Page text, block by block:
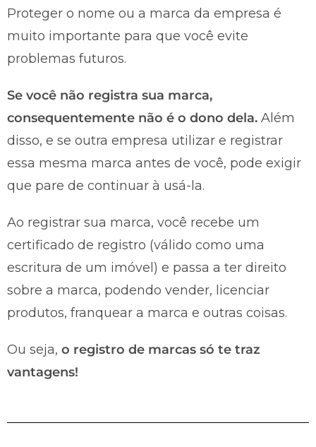
Proteger o nome ou a marca da empresa é
muito importante para que você evite
problemas futuros.
Se você não registra sua marca,
consequentemente não é o dono dela. Além
disso, e se outra empresa utilizar e registrar
essa mesma marca antes de você, pode exigir
que pare de continuar à usá-la.
Ao registrar sua marca, você recebe um
certificado de registro (válido como uma
escritura de um imóvel) e passa a ter direito
sobre a marca, podendo vender, licenciar
produtos, franquear a marca e outras coisas.
Ou seja, o registro de marcas só te traz
vantagens!